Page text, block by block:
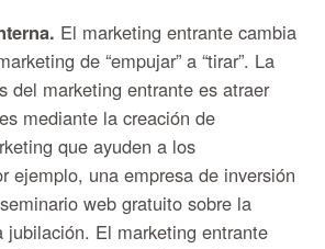
El marketing entrante cambia
de “empujar” a “tirar”. La
del marketing entrante es atraer
mediante la creación de
que ayuden a los
ejemplo, una empresa de inversión
web gratuito sobre la
jubilación. El marketing entrante